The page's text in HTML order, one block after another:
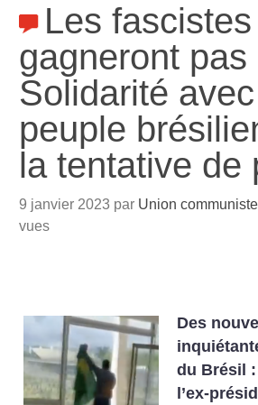
Les
gagneront pas
Solidarité
peuple
la tentative de
9 janvier 2023 par Union
vues
Des
du Brésil
l’ex-